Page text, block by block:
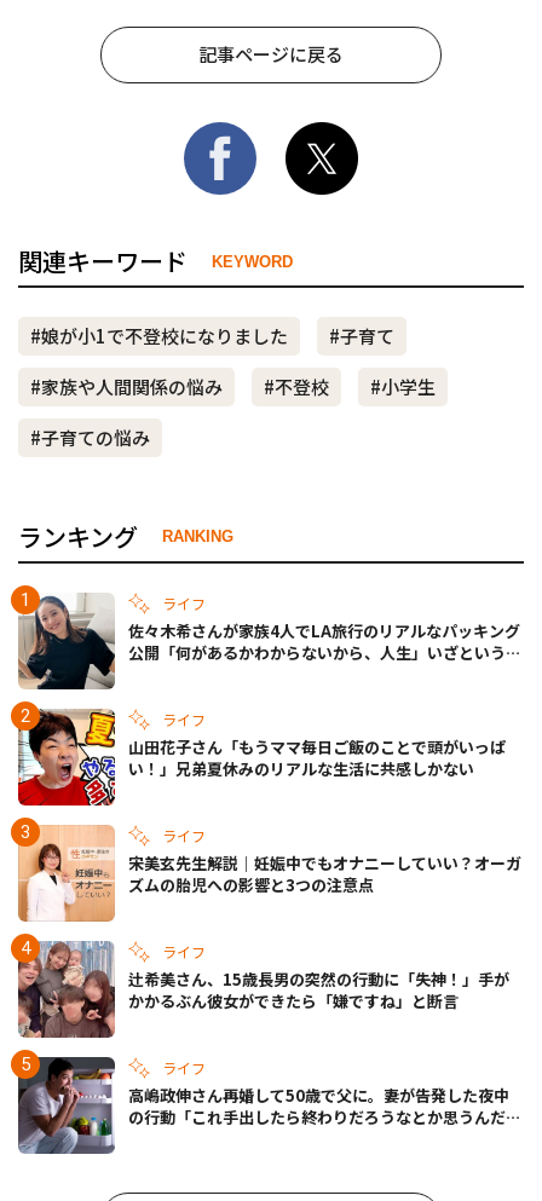
記事ページに戻る
関連キーワード KEYWORD
#娘が小1で不登校になりました
#子育て
#家族や人間関係の悩み
#不登校
#小学生
#子育ての悩み
ランキング RANKING
ライフ
佐々木希さんが家族4人でLA旅行のリアルなパッキング
公開「何があるかわからないから、人生」いざというと
ライフ
山田花子さん「もうママ毎日ご飯のことで頭がいっぱ
い！」兄弟夏休みのリアルな生活に共感しかない
ライフ
宋美玄先生解説｜妊娠中でもオナニーしていい？オーガ
ズムの胎児への影響と3つの注意点
ライフ
辻希美さん、15歳長男の突然の行動に「失神！」手が
かかるぶん彼女ができたら「嫌ですね」と断言
ライフ
高嶋政伸さん再婚して50歳で父に。妻が告発した夜中
の行動「これ手出したら終わりだろうなとか思うんだけ